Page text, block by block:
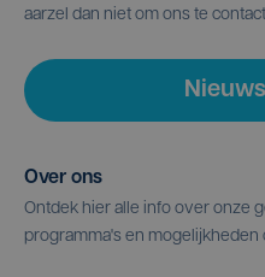
aarzel dan niet om ons te
Over ons
Ontdek hier alle info over onze
programma's en mogelijkheden